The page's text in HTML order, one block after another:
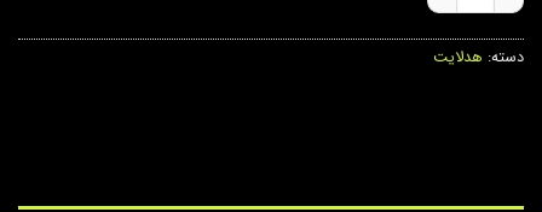
دسته: هدلایت